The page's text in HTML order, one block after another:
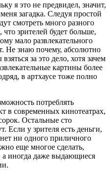
я это не предвидел, значит,
загадка. Следуя простой
смотреть много разного
зрителей будет больше,
мало развлекательного
Не знаю почему, абсолютно
за это дело, хотя зачем
картины более
в артхаусе тоже полно
потреблять
в современных кинотеатрах,
Остальные сто
Если у зрителя есть деньги,
ни одного приличного
еще многое сделать,
иногда даже выдающиеся